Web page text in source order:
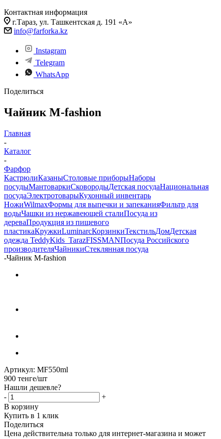
Контактная информация
г.Тараз, ул. Ташкентская д. 191 «А»
info@farforka.kz
Instagram
Telegram
WhatsApp
Поделиться
Чайник M-fashion
Главная
-
Каталог
-
Фарфор
КастрюлиКазаныСтоловые приборыНаборы
посудыМантоваркиСковородыДетская посудаНациональная
посудаЭлектротоварыКухонный инвентарь
НожиWilmaxФормы для выпечки и запеканияФильтр для
водыЧашки из нержавеющей сталиПосуда из
дереваПродукция из пищевого
пластикаКружкиLuminarcКорзинкиТекстильДомДетская
одежда TeddyKids_TarazFISSMANПосуда Российского
производителяЧайникиСтеклянная посуда
-Чайник M-fashion
Артикул: MF550ml
900 тенге/шт
Нашли дешевле?
-
+
В корзину
Купить в 1 клик
Поделиться
Цена действительна только для интернет-магазина и может